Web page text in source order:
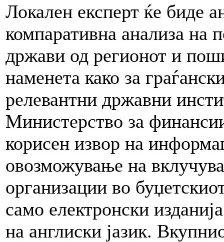
Локален експерт ќе биде
компаративна анализа на
држави од регионот и
наменета како за
релевантни државни
Министерство за
корисен извор на
овозможување на
организации во
само електронски
на англиски јазик.